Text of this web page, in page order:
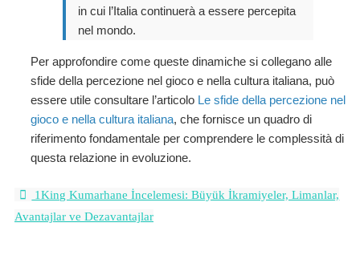
in cui l’Italia continuerà a essere percepita
nel mondo.
Per approfondire come queste dinamiche si collegano alle
sfide della percezione nel gioco e nella cultura italiana, può
essere utile consultare l’articolo Le sfide della percezione nel
gioco e nella cultura italiana, che fornisce un quadro di
riferimento fondamentale per comprendere le complessità di
questa relazione in evoluzione.
1King Kumarhane İncelemesi: Büyük İkramiyeler, Limanlar,
Avantajlar ve Dezavantajlar